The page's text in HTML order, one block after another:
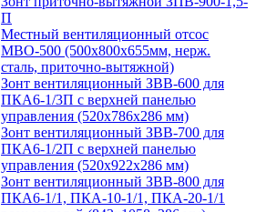
П
Местный вентиляционный отсос
МВО-500 (500х800х655мм, нерж.
сталь, приточно-вытяжной)
Зонт вентиляционный ЗВВ-600 для
ПКА6-1/3П с верхней панелью
управления (520х786х286 мм)
Зонт вентиляционный ЗВВ-700 для
ПКА6-1/2П с верхней панелью
управления (520х922х286 мм)
Зонт вентиляционный ЗВВ-800 для
ПКА6-1/1, ПКА-10-1/1, ПКА-20-1/1